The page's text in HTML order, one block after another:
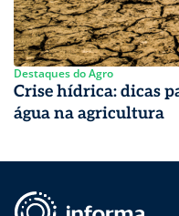
Destaques do Agro
Crise hídrica: dicas
água na agricultura